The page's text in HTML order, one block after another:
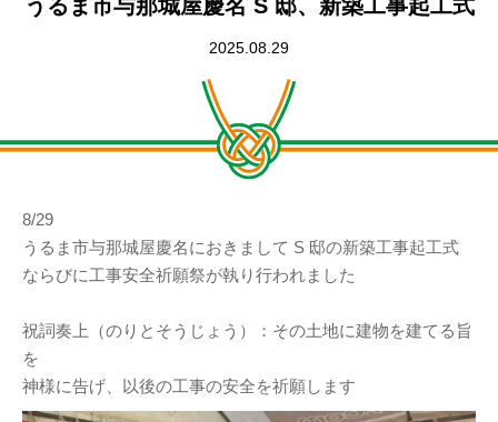
うるま市与那城屋慶名 S 邸、新築工事起工式
2025.08.29
8/29
うるま市与那城屋慶名におきまして S 邸の新築工事起工式
ならびに工事安全祈願祭が執り行われました
祝詞奏上（のりとそうじょう）：その土地に建物を建てる旨
を
神様に告げ、以後の工事の安全を祈願します